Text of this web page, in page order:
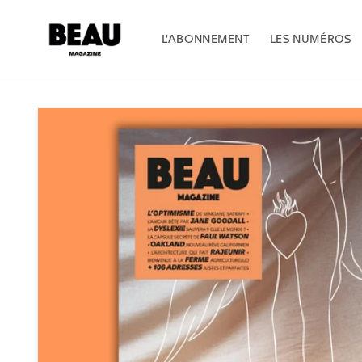
contenu
L'ABONNEMENT LES NUMÉROS
Passer aux
informations